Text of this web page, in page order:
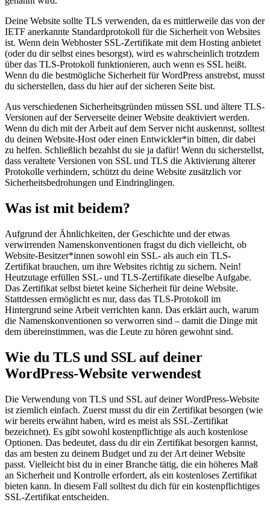
Deine Website sollte TLS verwenden, da es mittlerweile das von der
IETF anerkannte Standardprotokoll für die Sicherheit von Websites
ist. Wenn dein Webhoster SSL-Zertifikate mit dem Hosting anbietet
(oder du dir selbst eines besorgst), wird es wahrscheinlich trotzdem
über das TLS-Protokoll funktionieren, auch wenn es SSL heißt.
Wenn du die bestmögliche Sicherheit für WordPress anstrebst, musst
du sicherstellen, dass du hier auf der sicheren Seite bist.
Aus verschiedenen Sicherheitsgründen müssen SSL und ältere TLS-
Versionen auf der Serverseite deiner Website deaktiviert werden.
Wenn du dich mit der Arbeit auf dem Server nicht auskennst, solltest
du deinen Website-Host oder einen Entwickler*in bitten, dir dabei
zu helfen. Schließlich bezahlst du sie ja dafür! Wenn du sicherstellst,
dass veraltete Versionen von SSL und TLS die Aktivierung älterer
Protokolle verhindern, schützt du deine Website zusätzlich vor
Sicherheitsbedrohungen und Eindringlingen.
Was ist mit beidem?
Aufgrund der Ähnlichkeiten, der Geschichte und der etwas
verwirrenden Namenskonventionen fragst du dich vielleicht, ob
Website-Besitzer*innen sowohl ein SSL- als auch ein TLS-
Zertifikat brauchen, um ihre Websites richtig zu sichern. Nein!
Heutzutage erfüllen SSL- und TLS-Zertifikate dieselbe Aufgabe.
Das Zertifikat selbst bietet keine Sicherheit für deine Website.
Stattdessen ermöglicht es nur, dass das TLS-Protokoll im
Hintergrund seine Arbeit verrichten kann. Das erklärt auch, warum
die Namenskonventionen so verworren sind – damit die Dinge mit
dem übereinstimmen, was die Leute zu hören gewohnt sind.
Wie du TLS und SSL auf deiner
WordPress-Website verwendest
Die Verwendung von TLS und SSL auf deiner WordPress-Website
ist ziemlich einfach. Zuerst musst du dir ein Zertifikat besorgen (wie
wir bereits erwähnt haben, wird es meist als SSL-Zertifikat
bezeichnet). Es gibt sowohl kostenpflichtige als auch kostenlose
Optionen. Das bedeutet, dass du dir ein Zertifikat besorgen kannst,
das am besten zu deinem Budget und zu der Art deiner Website
passt. Vielleicht bist du in einer Branche tätig, die ein höheres Maß
an Sicherheit und Kontrolle erfordert, als ein kostenloses Zertifikat
bieten kann. In diesem Fall solltest du dich für ein kostenpflichtiges
SSL-Zertifikat entscheiden.